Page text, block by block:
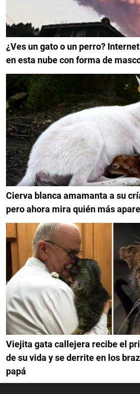
¿Ves un gato o un perro?
en esta nube con forma de
Cierva blanca amamanta a su
pero ahora mira quién más
Viejita gata callejera recibe el
de su vida y se derrite en los
papá